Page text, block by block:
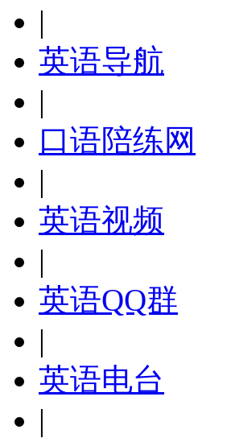
|
英语导航
|
口语陪练网
|
英语视频
|
英语QQ群
|
英语电台
|